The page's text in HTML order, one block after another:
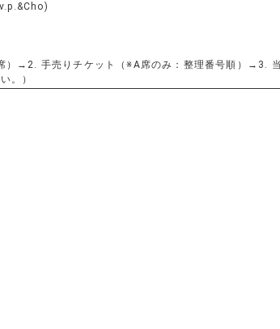
→2. 手売りチケット（※A席のみ：整理番号順）→3.
。）